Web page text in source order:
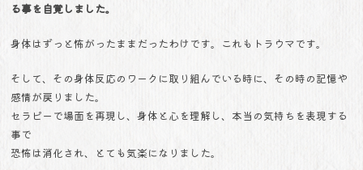
る事を自覚しました。
身体はずっと怖がったままだったわけです。これもトラウマです。
そして、その身体反応のワークに取り組んでいる時に、その時の記憶や
感情が戻りました。
セラピーで場面を再現し、身体と心を理解し、本当の気持ちを表現する
事で
恐怖は消化され、とても気楽になりました。